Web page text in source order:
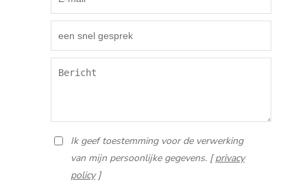
Ik geef toestemming voor de verwerking
van mijn persoonlijke gegevens. [privacy
policy]